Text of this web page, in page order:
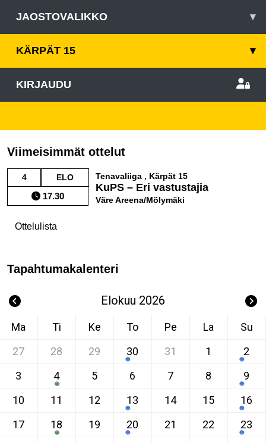
JAOSTOVALIKKO ▾
KÄRPÄT 15 ▾
KIRJAUDU
Viimeisimmät ottelut
4 ELO
17.30
Tenavaliiga , Kärpät 15
KuPS – Eri vastustajia
Väre Areena/Mölymäki
Ottelulista
Tapahtumakalenteri
Elokuu 2026
Ma Ti Ke To Pe La
Su
27
28 29 30 31 1
2
3
4 5 6 7 8
9
10
11 12 13 14 15
16
17
18 19 20 21 22
23